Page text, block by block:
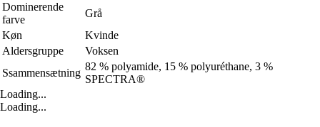
Dominerende
farve
Grå
Køn
Kvinde
Aldersgruppe
Voksen
Ssammensætning
82 % polyamide, 15 % polyuréthane, 3 %
SPECTRA®
Loading...
Loading...